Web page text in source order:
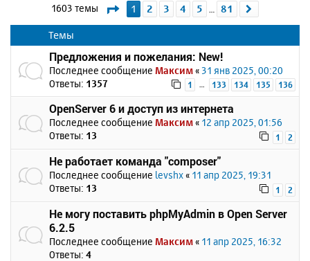
1603 темы Страница1 из 81
1 2 3 4 5 81
Темы
Предложения и пожелания: New!
Последнее сообщение Максим « 31 янв 2025, 00:20
Ответы: 1357 1 … 133 134 135 136
OpenServer 6 и доступ из интернета
Последнее сообщение Максим « 12 апр 2025, 01:56
Ответы: 13 1 2
Не работает команда "composer"
Последнее сообщение levshx « 11 апр 2025, 19:31
Ответы: 13 1 2
Не могу поставить phpMyAdmin в Open Server
6.2.5
Последнее сообщение Максим « 11 апр 2025, 16:32
Ответы: 4